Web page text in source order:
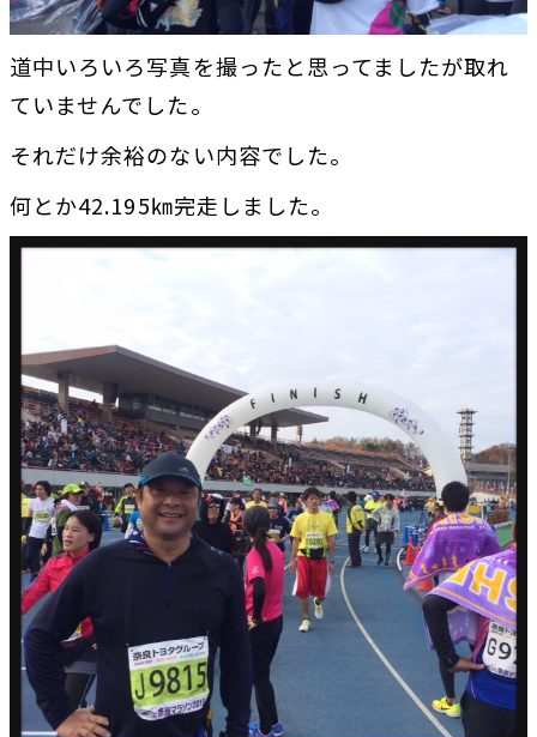
道中いろいろ写真を撮ったと思ってましたが取れ
ていませんでした。
それだけ余裕のない内容でした。
何とか42.195㎞完走しました。